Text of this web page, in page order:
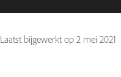
Laatst bijgewerkt op 2 mei 2021